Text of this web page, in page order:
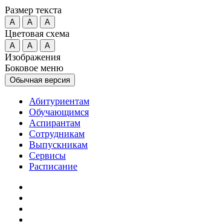
Размер текста
A A A
Цветовая схема
A A A
Изображения
Боковое меню
Обычная версия
Абитуриентам
Обучающимся
Аспирантам
Сотрудникам
Выпускникам
Сервисы
Расписание